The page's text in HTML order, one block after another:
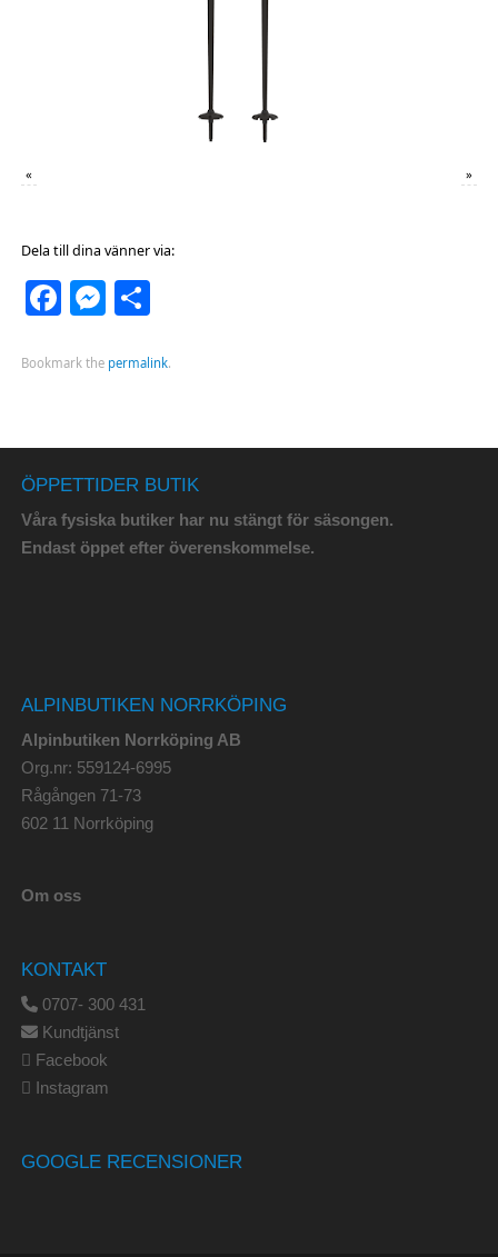
« »
Dela till dina vänner via:
Facebook
Messenger
Dela
Bookmark the permalink.
ÖPPETTIDER BUTIK
Våra fysiska butiker har nu stängt för säsongen.
Endast öppet efter överenskommelse.
ALPINBUTIKEN NORRKÖPING
Alpinbutiken Norrköping AB
Org.nr: 559124-6995
Rågången 71-73
602 11 Norrköping
Om oss
KONTAKT
0707- 300 431
Kundtjänst
Facebook
Instagram
GOOGLE RECENSIONER